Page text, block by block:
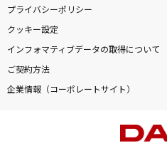
プライバシーポリシー
クッキー設定
インフォマティブデータの取得について
ご契約方法
企業情報（コーポレートサイト）